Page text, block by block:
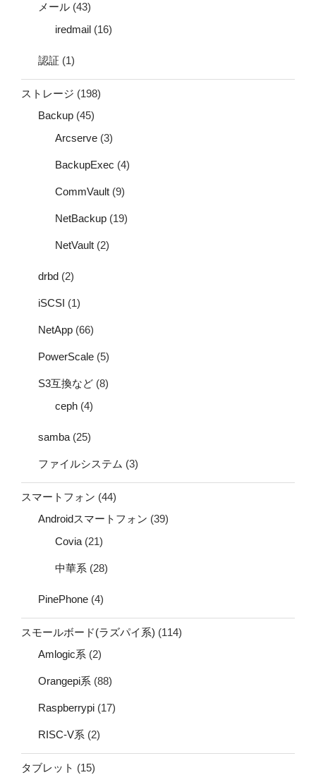
メール (43)
iredmail (16)
認証 (1)
ストレージ (198)
Backup (45)
Arcserve (3)
BackupExec (4)
CommVault (9)
NetBackup (19)
NetVault (2)
drbd (2)
iSCSI (1)
NetApp (66)
PowerScale (5)
S3互換など (8)
ceph (4)
samba (25)
ファイルシステム (3)
スマートフォン (44)
Androidスマートフォン (39)
Covia (21)
中華系 (28)
PinePhone (4)
スモールボード(ラズパイ系) (114)
Amlogic系 (2)
Orangepi系 (88)
Raspberrypi (17)
RISC-V系 (2)
タブレット (15)